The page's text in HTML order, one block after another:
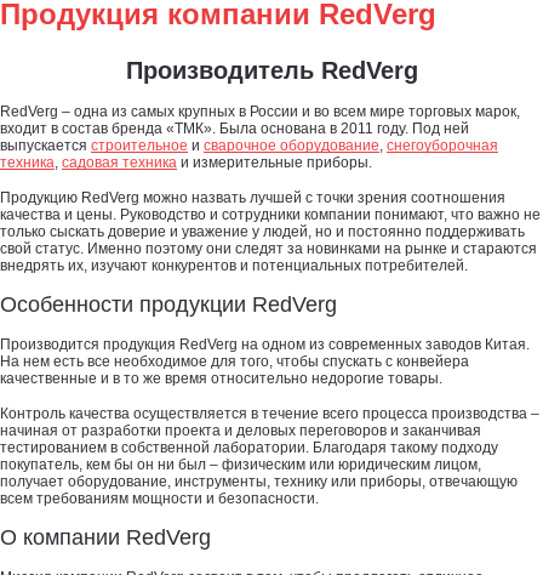
Продукция компании RedVerg
Производитель RedVerg
RedVerg – одна из самых крупных в России и во всем мире торговых марок,
входит в состав бренда «ТМК». Была основана в 2011 году. Под ней
выпускается строительное и сварочное оборудование снегоуборочная
техника садовая техника и измерительные приборы.
Продукцию RedVerg можно назвать лучшей с точки зрения соотношения
качества и цены. Руководство и сотрудники компании понимают, что важно не
только сыскать доверие и уважение у людей, но и постоянно поддерживать
свой статус. Именно поэтому они следят за новинками на рынке и стараются
внедрять их, изучают конкурентов и потенциальных потребителей.
Особенности продукции RedVerg
Производится продукция RedVerg на одном из современных заводов Китая.
На нем есть все необходимое для того, чтобы спускать с конвейера
качественные и в то же время относительно недорогие товары.
Контроль качества осуществляется в течение всего процесса производства –
начиная от разработки проекта и деловых переговоров и заканчивая
тестированием в собственной лаборатории. Благодаря такому подходу
покупатель, кем бы он ни был – физическим или юридическим лицом,
получает оборудование, инструменты, технику или приборы, отвечающую
всем требованиям мощности и безопасности.
О компании RedVerg